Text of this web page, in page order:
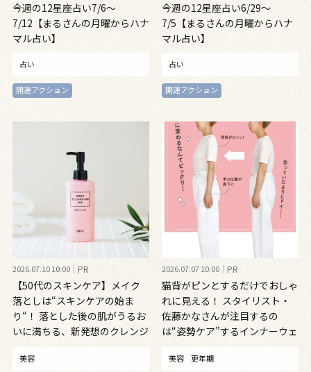
今週の12星座占い7/6～
7/12【まるさんの月曜からハナ
マル占い】
占い
開運アクション
今週の12星座占い6/29～
7/5【まるさんの月曜からハナ
マル占い】
占い
開運アクション
2026.07.10 10:00 PR
【50代のスキンケア】メイク
落としは“スキンケアの始ま
り“！ 落とした後の肌がうるお
いに満ちる、新発想のクレンジ
美容
2026.07.07 10:00 PR
猫背がピンとするだけでおしゃ
れに見える！ スタイリスト・
佐藤かなさんが注目するの
は“姿勢ケア”するインナーウェ
美容 更年期